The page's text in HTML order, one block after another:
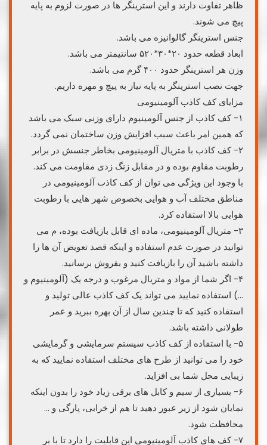
ظاهر تفاوت دارند و این استرینگر ها در صورت لزوم به پایه
پیچ می شوند.
جنس استرینگر گالوانیزه می باشد.
ابعاد قطعه حدود ۲۰*۳۰*۵۲۰ سانتیمتر می باشد.
وزن هر استرینگر حدود ۴۰۰ گرم می باشد.
جهت نصب استرینگر به پایه نیاز به پیچ و مهره داریم.
مزایای کف کاذب آلومینیومی
۱- کف کاذب از جنس آلومینیوم دارای وزنی سبک می باشد
که همین امر باعث سبب افزایش وزن ساختمان نمی گردد.
۲- کف کاذب با متریال آلومینیومی بخاطر جنسش در برابر
رطوبت مقاوم بوده و در مقابل زنگ زدی مقاومت می کند.
با وجود این ویژگی می توان از کف کاذب آلومینیومی در
مناطق مختلف آب و هوایی بخصوص شهر هایی با رطوبت
هوایی بالا استفاده کرد.
۳- متریال آلومینیومی، ماده ای قابل بازیافت بوده، م می
توانید در صورت عدم استفاده و اینکه قصد تعویض آن ها را
داشته باشید آن را بازیافت کنید و بفروش برسانید.
۴- اگر شما از مواد و متریال مرغوب و درجه یک (آلومینیوم و
…) استفاده نمایید می تواند یک کف کاذب عالی تولید و
استفاده کنید که تا چندین سال از آن بهره ببرید و عمر
طولانی داشته باشد.
۵- با استفاده از کف کاذب سیستم سرمایشی و گرمایشی
خود را می توانید از طرح های مختلف استفاده نمایید که به
زیبایی محل شما بی افزاید.
۶- بسیاری از سیم و کابل های برقی زیاد خود را بدون اینکه
نمایان شود از زیر عبور دهید تا هم از خرابی، پارگی و …
محافظت شود.
۷- کف های کاذب آلومینیومی این قابلیت را دارد تا با بر